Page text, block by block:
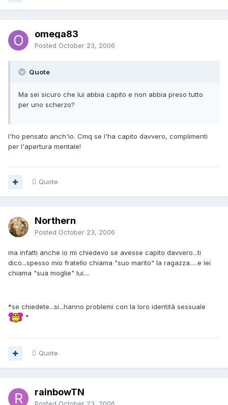
omega83
Posted October 23, 2006
Quote
Ma sei sicuro che lui abbia capito e non abbia preso tutto
per uno scherzo?
l'ho pensato anch'io. Cmq se l'ha capito davvero, complimenti
per l'apertura mentale!
Quote
Northern
Posted October 23, 2006
ma infatti anche io mi chiedevo se avesse capito davvero...ti
dico...spesso mio fratello chiama "suo marito" la ragazza.....e lei
chiama "sua moglie" lui....
*se chiedete...si...hanno problemi con la loro identità sessuale
*
Quote
rainbowTN